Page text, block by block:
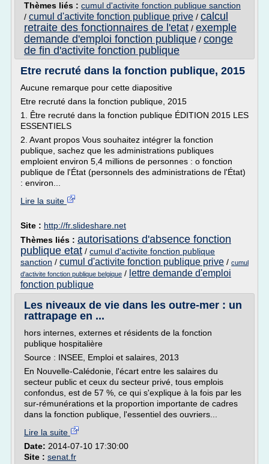
Thèmes liés : cumul d'activite fonction publique sanction
/ cumul d'activite fonction publique prive / calcul
retraite des fonctionnaires de l'etat / exemple
demande d'emploi fonction publique / conge
de fin d'activite fonction publique
Etre recruté dans la fonction publique, 2015
Aucune remarque pour cette diapositive
Etre recruté dans la fonction publique, 2015
1. Être recruté dans la fonction publique ÉDITION 2015 LES
ESSENTIELS
2. Avant propos Vous souhaitez intégrer la fonction
publique, sachez que les administrations publiques
emploient environ 5,4 millions de personnes : o fonction
publique de l'État (personnels des administrations de l'État)
: environ...
Lire la suite
Site : http://fr.slideshare.net
Thèmes liés : autorisations d'absence fonction
publique etat / cumul d'activite fonction publique
sanction / cumul d'activite fonction publique prive / cumul
d'activite fonction publique belgique / lettre demande d'emploi
fonction publique
Les niveaux de vie dans les outre-mer : un
rattrapage en ...
hors internes, externes et résidents de la fonction
publique hospitalière
Source : INSEE, Emploi et salaires, 2013
En Nouvelle-Calédonie, l'écart entre les salaires du
secteur public et ceux du secteur privé, tous emplois
confondus, est de 57 %, ce qui s'explique à la fois par les
sur-rémunérations et la proportion importante de cadres
dans la fonction publique, l'essentiel des ouvriers...
Lire la suite
Date: 2014-07-10 17:30:00
Site : senat.fr